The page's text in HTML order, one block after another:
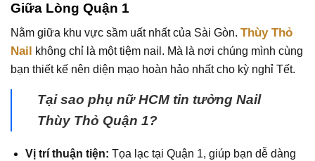
Giữa Lòng Quận 1
Nằm giữa khu vực sầm uất nhất của Sài Gòn. Thùy Thỏ
Nail không chỉ là một tiệm nail. Mà là nơi chúng mình cùng
bạn thiết kế nên diện mạo hoàn hảo nhất cho kỳ nghỉ Tết.
Tại sao phụ nữ HCM tin tưởng Nail
Thùy Thỏ Quận 1?
Vị trí thuận tiện: Tọa lạc tại Quận 1, giúp bạn dễ dàng